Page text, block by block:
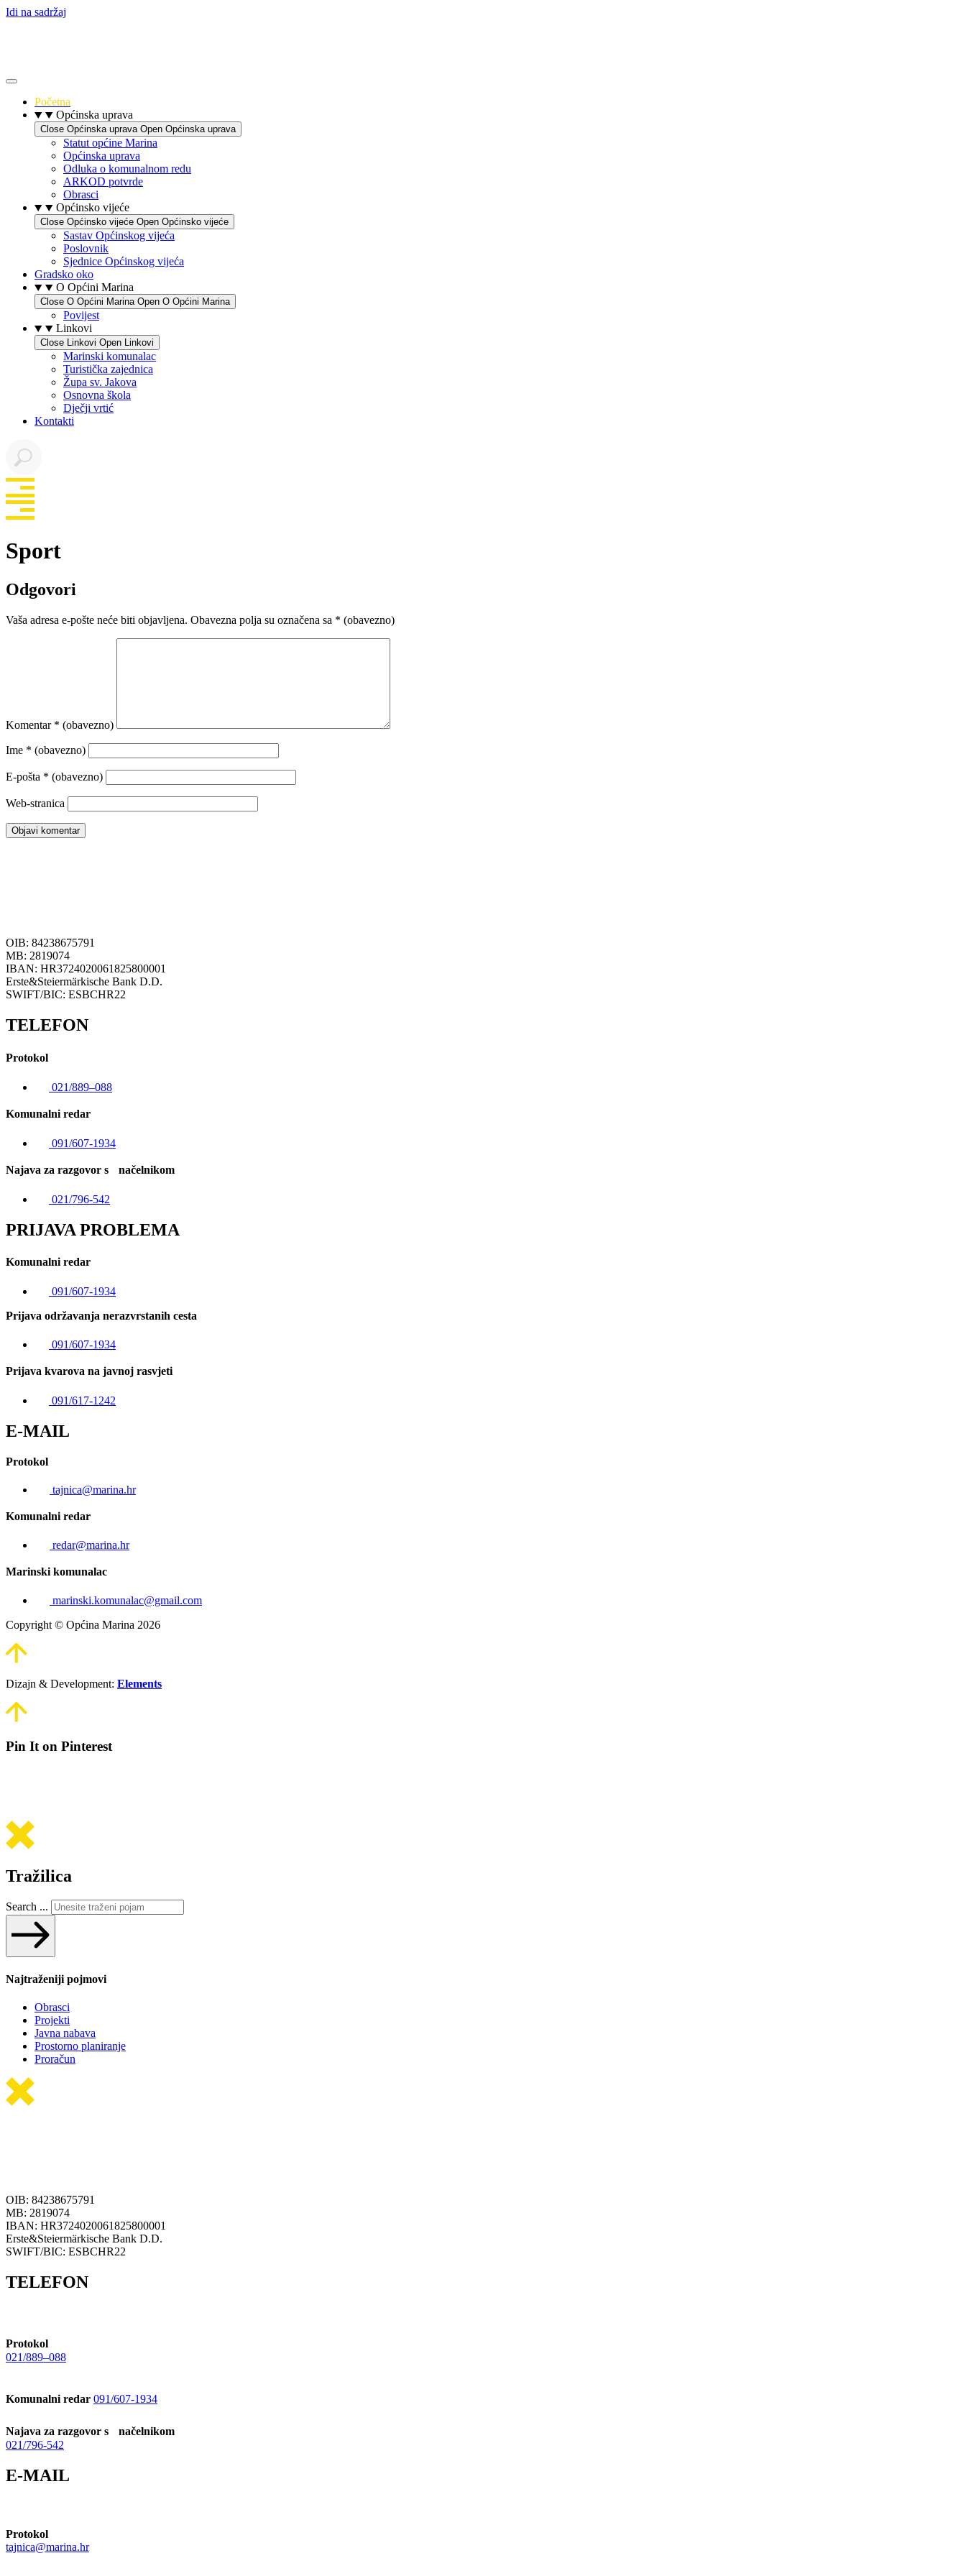
Idi na sadržaj
Početna
Općinska uprava
Close Općinska uprava Open Općinska uprava
Statut općine Marina
Općinska uprava
Odluka o komunalnom redu
ARKOD potvrde
Obrasci
Općinsko vijeće
Close Općinsko vijeće Open Općinsko vijeće
Sastav Općinskog vijeća
Poslovnik
Sjednice Općinskog vijeća
Gradsko oko
O Općini Marina
Close O Općini Marina Open O Općini Marina
Povijest
Linkovi
Close Linkovi Open Linkovi
Marinski komunalac
Turistička zajednica
Župa sv. Jakova
Osnovna škola
Dječji vrtić
Kontakti
Sport
Odgovori
Vaša adresa e-pošte neće biti objavljena. Obavezna polja su označena sa * (obavezno)
Komentar * (obavezno)
Ime * (obavezno)
E-pošta * (obavezno)
Web-stranica
OIB: 84238675791
MB: 2819074
IBAN: HR3724020061825800001
Erste&Steiermärkische Bank D.D.
SWIFT/BIC: ESBCHR22
TELEFON
Protokol
021/889–088
Komunalni redar
091/607-1934
Najava za razgovor s načelnikom
021/796-542
PRIJAVA PROBLEMA
Komunalni redar
091/607-1934
Prijava održavanja nerazvrstanih cesta
091/607-1934
Prijava kvarova na javnoj rasvjeti
091/617-1242
E-MAIL
Protokol
tajnica@marina.hr
Komunalni redar
redar@marina.hr
Marinski komunalac
marinski.komunalac@gmail.com
Copyright © Općina Marina 2026
Dizajn & Development: Elements
Pin It on Pinterest
Tražilica
Search ...
Najtraženiji pojmovi
Obrasci
Projekti
Javna nabava
Prostorno planiranje
Proračun
OIB: 84238675791
MB: 2819074
IBAN: HR3724020061825800001
Erste&Steiermärkische Bank D.D.
SWIFT/BIC: ESBCHR22
TELEFON
Protokol
021/889–088
Komunalni redar 091/607-1934
Najava za razgovor s načelnikom
021/796-542
E-MAIL
Protokol
tajnica@marina.hr